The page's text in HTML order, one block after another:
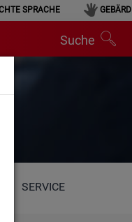
SPRACHE
Suche
SERVICE